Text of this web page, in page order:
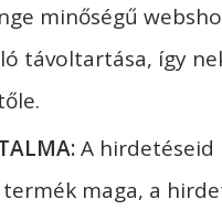
minőségű
távoltartása, így
A hirdetéseid
maga, a